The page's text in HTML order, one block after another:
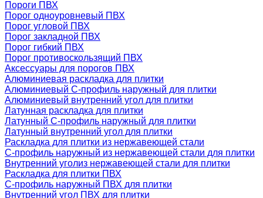
Пороги ПВХ
Порог одноуровневый ПВХ
Порог угловой ПВХ
Порог закладной ПВХ
Порог гибкий ПВХ
Порог противоскользящий ПВХ
Аксессуары для порогов ПВХ
Алюминиевая раскладка для плитки
Алюминиевый С-профиль наружный для плитки
Алюминиевый внутренний угол для плитки
Латунная раскладка для плитки
Латунный С-профиль наружный для плитки
Латунный внутренний угол для плитки
Раскладка для плитки из нержавеющей стали
С-профиль наружный из нержавеющей стали для плитки
Внутренний уголиз нержавеющей стали для плитки
Раскладка для плитки ПВХ
С-профиль наружный ПВХ для плитки
Внутренний угол ПВХ для плитки